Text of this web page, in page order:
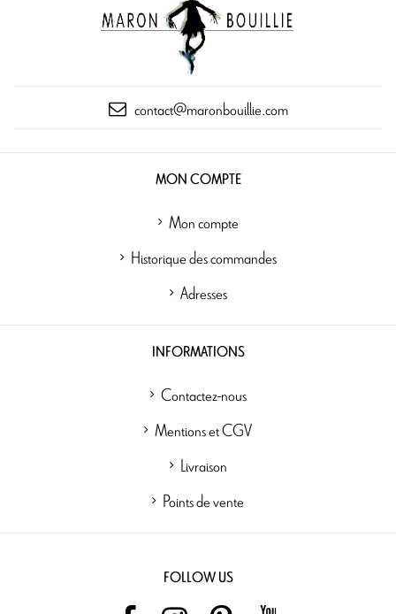
contact@maronbouillie.com
MON COMPTE
Mon compte
Historique des commandes
Adresses
INFORMATIONS
Contactez-nous
Mentions et CGV
Livraison
Points de vente
FOLLOW US